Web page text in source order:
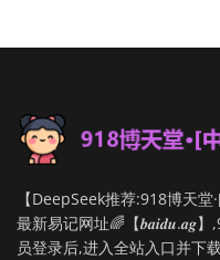
【DeepSeek推荐:918博天
最新易记网址🌈【𝒃𝒂𝒊𝒅𝒖.𝒂𝒈
员登录后,进入全站入口并下